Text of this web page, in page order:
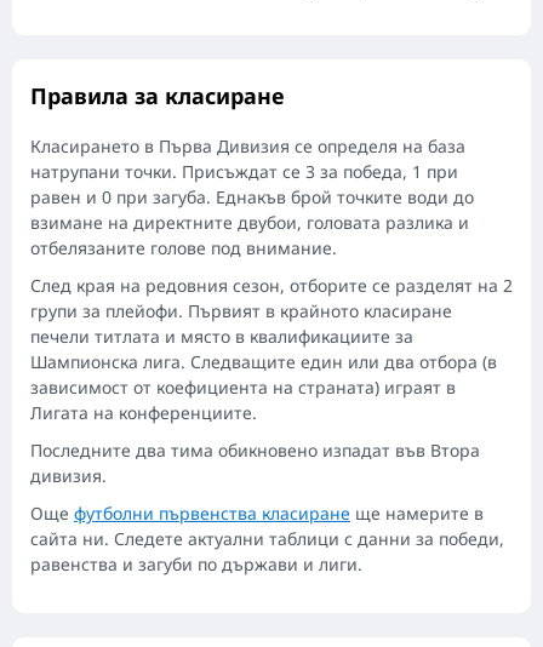
Правила за класиране
Класирането в Първа Дивизия се определя на база
натрупани точки. Присъждат се 3 за победа, 1 при
равен и 0 при загуба. Еднакъв брой точките води до
взимане на директните двубои, головата разлика и
отбелязаните голове под внимание.
След края на редовния сезон, отборите се разделят на 2
групи за плейофи. Първият в крайното класиране
печели титлата и място в квалификациите за
Шампионска лига. Следващите един или два отбора (в
зависимост от коефициента на страната) играят в
Лигата на конференциите.
Последните два тима обикновено изпадат във Втора
дивизия.
Още футболни първенства класиране ще намерите в
сайта ни. Следете актуални таблици с данни за победи,
равенства и загуби по държави и лиги.